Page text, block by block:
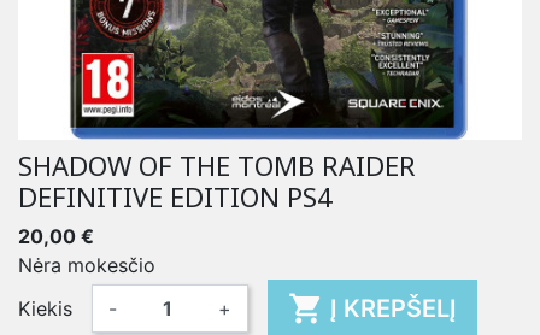
SHADOW OF THE TOMB RAIDER
DEFINITIVE EDITION PS4
20,00 €
Nėra mokesčio
Kiekis
- +  Į KREPŠELĮ